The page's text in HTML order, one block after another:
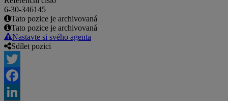
6-30-346145
Tato pozice je archivovaná
Tato pozice je archivovaná
Nastavte si svého agenta
Sdílet pozici
Twitter
Facebook